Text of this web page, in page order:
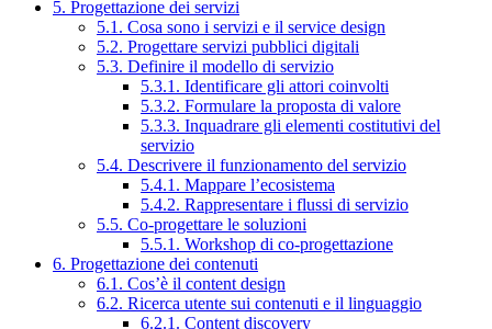
5. Progettazione dei servizi
5.1. Cosa sono i servizi e il service design
5.2. Progettare servizi pubblici digitali
5.3. Definire il modello di servizio
5.3.1. Identificare gli attori coinvolti
5.3.2. Formulare la proposta di valore
5.3.3. Inquadrare gli elementi costitutivi del
servizio
5.4. Descrivere il funzionamento del servizio
5.4.1. Mappare l’ecosistema
5.4.2. Rappresentare i flussi di servizio
5.5. Co-progettare le soluzioni
5.5.1. Workshop di co-progettazione
6. Progettazione dei contenuti
6.1. Cos’è il content design
6.2. Ricerca utente sui contenuti e il linguaggio
6.2.1. Content discovery